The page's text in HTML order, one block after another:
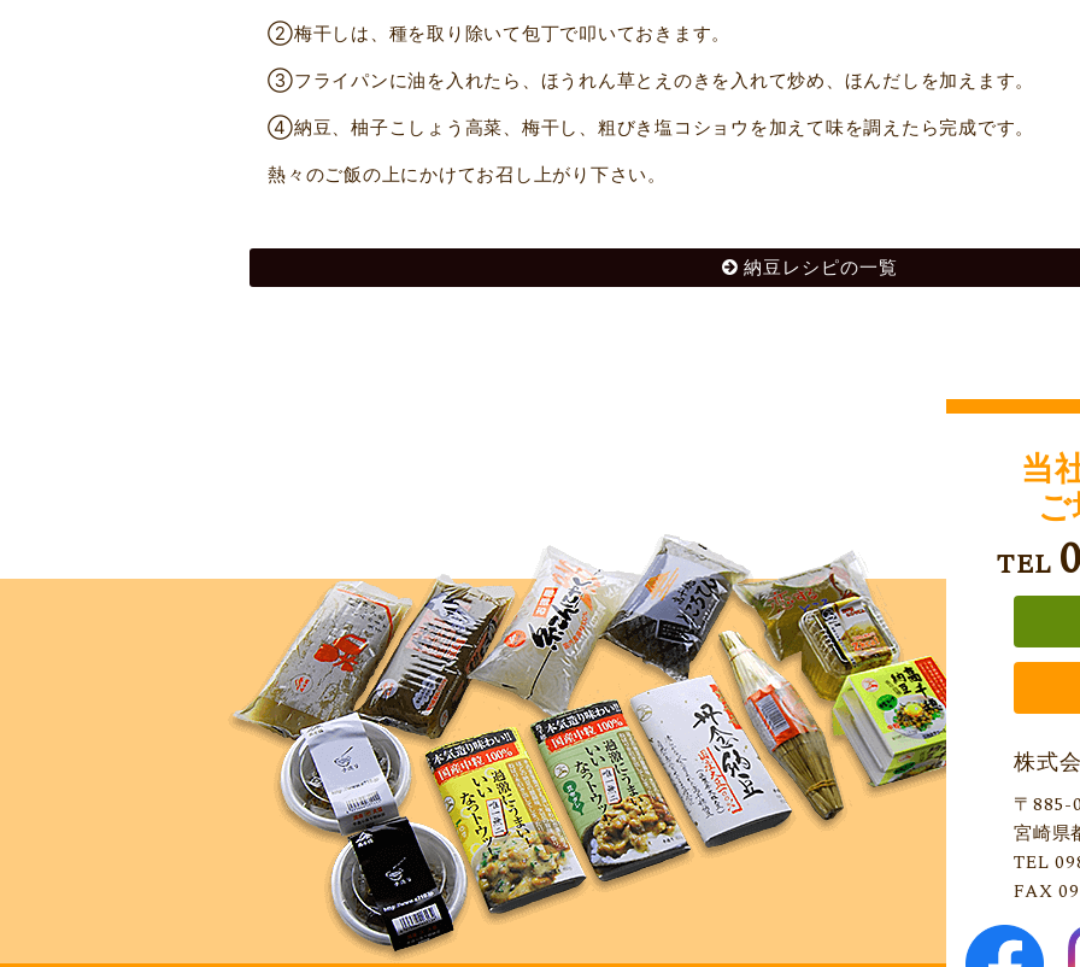
②梅干しは、種を取り除いて包丁で叩いておきます。
③フライパンに油を入れたら、ほうれん草とえのきを入れて炒め、ほんだしを加えます。
④納豆、柚子こしょう高菜、梅干し、粗びき塩コショウを加えて味を調えたら完成です。
熱々のご飯の上にかけてお召し上がり下さい。
納豆レシピの一覧
当
TEL
株式
〒885-
宮崎県
TEL
FAX